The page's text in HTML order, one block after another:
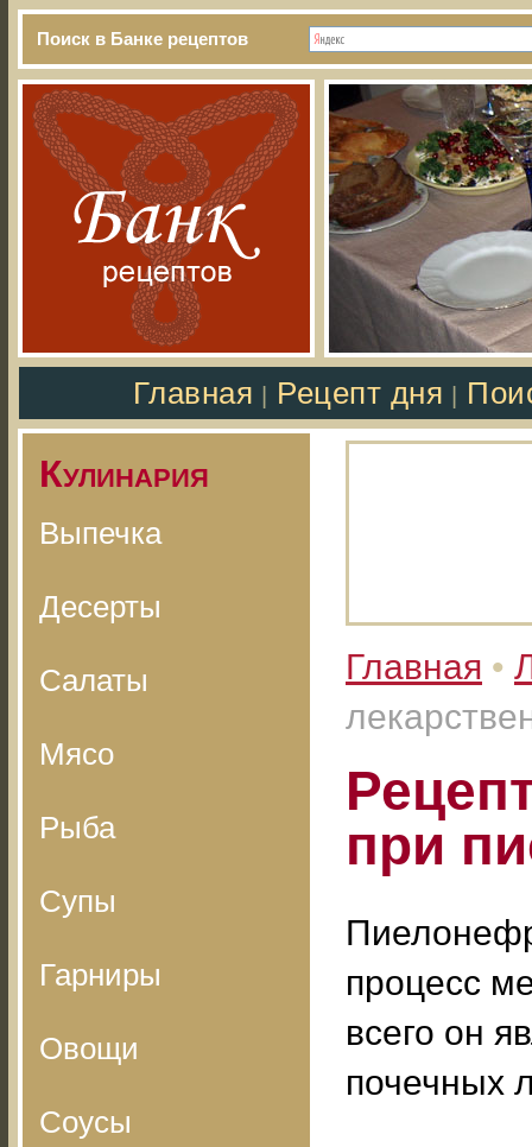
Поиск в Банке рецептов
Главная Рецепт дня
Кулинария
Выпечка
Десерты
Салаты
Мясо
Рыба
Супы
Гарниры
Овощи
Соусы
Главная •
при
процесс
всего он
почечных